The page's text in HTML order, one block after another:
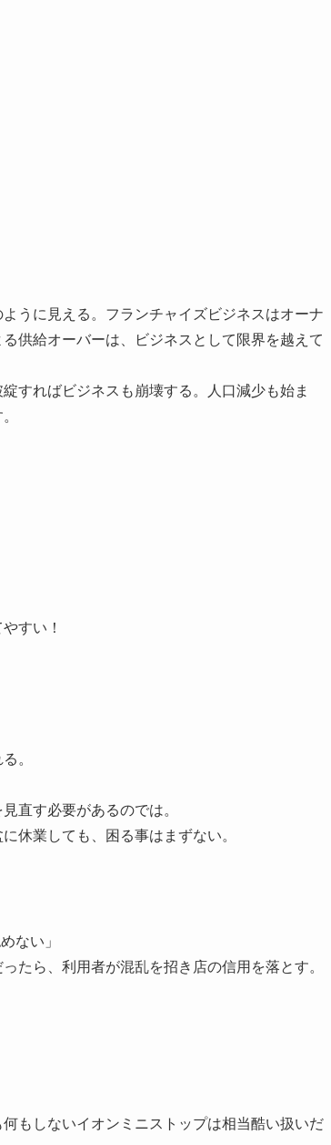
うに見える。フランチャイズビジネスはオーナ
供給オーバーは、ビジネスとして限界を越えて
すればビジネスも崩壊する。人口減少も始ま
すい！
。
直す必要があるのでは。
休業しても、困る事はまずない。
ない」
たら、利用者が混乱を招き店の信用を落とす。
もしないイオンミニストップは相当酷い扱いだ